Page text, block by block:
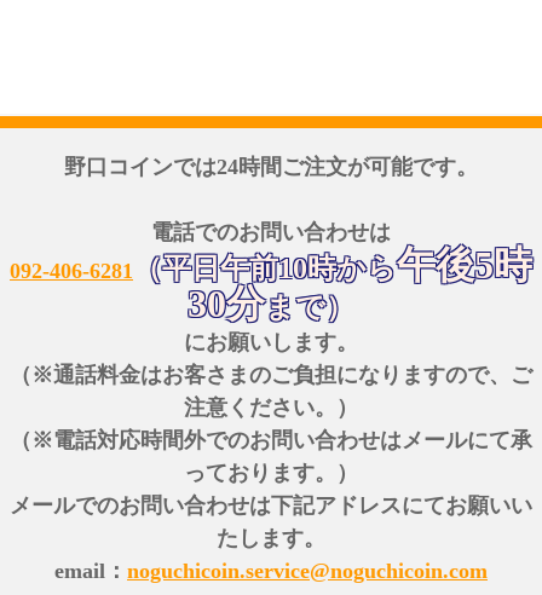
野口コインでは24時間ご注文が可能です。
電話でのお問い合わせは
092-406-6281
（平日午前10時から午後5時
30分まで）
にお願いします。
（※通話料金はお客さまのご負担になりますので、ご
注意ください。）
（※電話対応時間外でのお問い合わせはメールにて承
っております。）
メールでのお問い合わせは下記アドレスにてお願いい
たします。
email： noguchicoin.service@noguchicoin.com